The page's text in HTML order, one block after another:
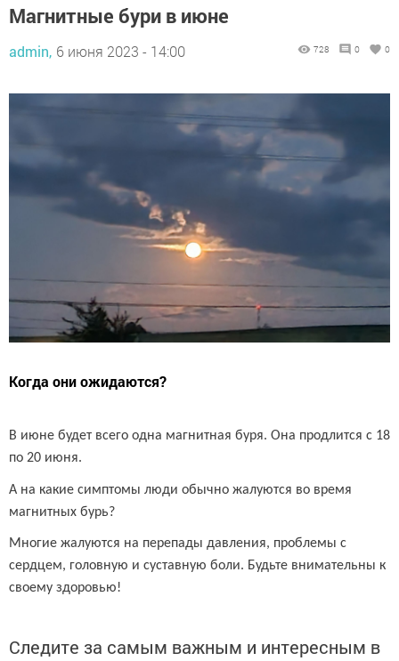
Магнитные бури в июне
admin, 6 июня 2023 - 14:00 728 0 0
Когда они ожидаются?
В июне будет всего одна магнитная буря. Она продлится с 18
по 20 июня.
А на какие симптомы люди обычно жалуются во время
магнитных бурь?
Многие жалуются на перепады давления, проблемы с
сердцем, головную и суставную боли. Будьте внимательны к
своему здоровью!
Следите за самым важным и интересным в